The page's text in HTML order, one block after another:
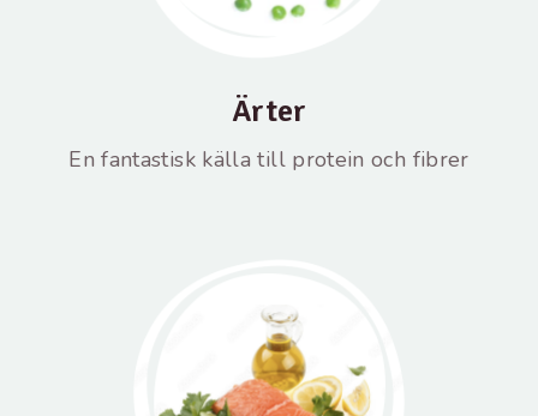
Ärter
En fantastisk källa till protein och fibrer